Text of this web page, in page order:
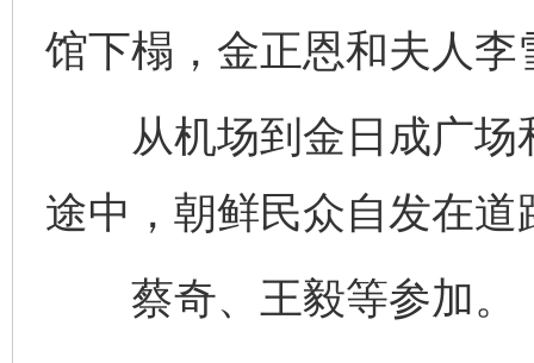
馆下榻，金正恩和夫人
从机场到金日成广场
途中，朝鲜民众自发在
蔡奇、王毅等参加。
完善运行机制助力责任有效落实 一纸欠